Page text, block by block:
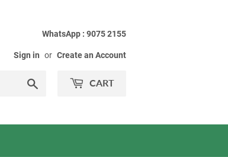
WhatsApp : 9075 2155
Sign in or Create an Account
CART